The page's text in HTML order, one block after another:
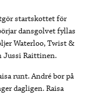
startskottet för
dansgolvet fyllas
Waterloo, Twist &
Jussi Raittinen.
runt. André bor på
dagligen. Raisa